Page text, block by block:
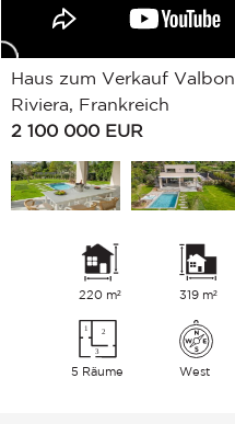
Haus zum Verkauf
Riviera, Frankreich
2 100 000 EUR
220 m² 319 m²
5 Räume West